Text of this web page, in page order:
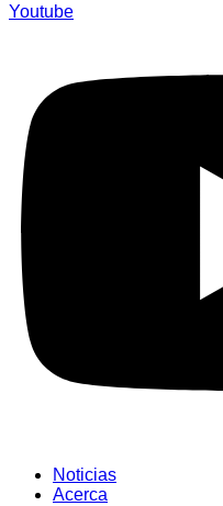
Youtube
Noticias
Acerca